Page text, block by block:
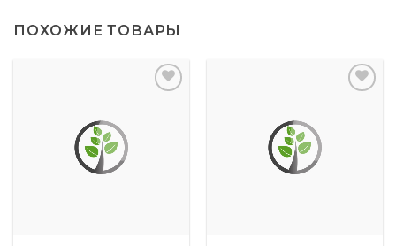
ПОХОЖИЕ ТОВАРЫ